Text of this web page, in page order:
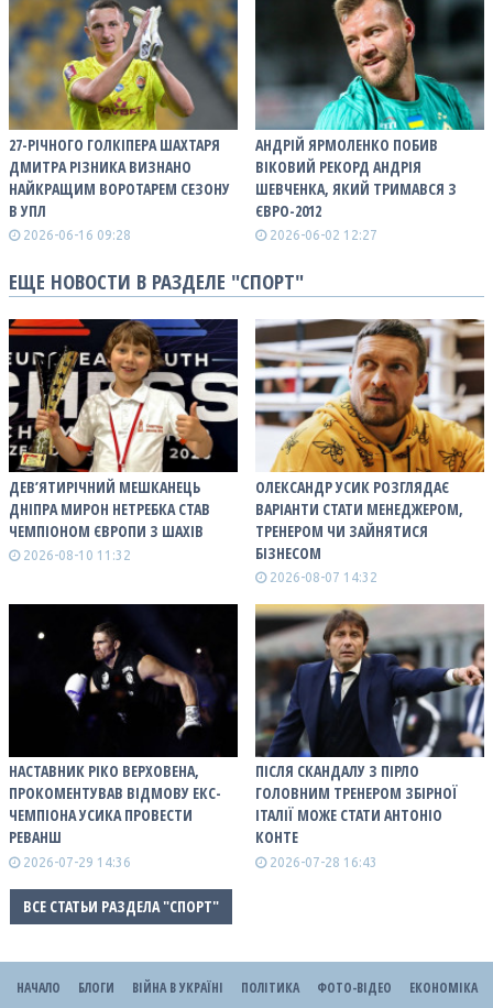
27-РІЧНОГО ГОЛКІПЕРА ШАХТАРЯ
ДМИТРА РІЗНИКА ВИЗНАНО
НАЙКРАЩИМ ВОРОТАРЕМ СЕЗОНУ
В УПЛ
2026-06-16 09:28
АНДРІЙ ЯРМОЛЕНКО ПОБИВ
ВІКОВИЙ РЕКОРД АНДРІЯ
ШЕВЧЕНКА, ЯКИЙ ТРИМАВСЯ З
ЄВРО-2012
2026-06-02 12:27
ЕЩЕ НОВОСТИ В РАЗДЕЛЕ "СПОРТ"
ДЕВ’ЯТИРІЧНИЙ МЕШКАНЕЦЬ
ДНІПРА МИРОН НЕТРЕБКА СТАВ
ЧЕМПІОНОМ ЄВРОПИ З ШАХІВ
2026-08-10 11:32
ОЛЕКСАНДР УСИК РОЗГЛЯДАЄ
ВАРІАНТИ СТАТИ МЕНЕДЖЕРОМ,
ТРЕНЕРОМ ЧИ ЗАЙНЯТИСЯ
БІЗНЕСОМ
2026-08-07 14:32
НАСТАВНИК РІКО ВЕРХОВЕНА,
ПРОКОМЕНТУВАВ ВІДМОВУ ЕКС-
ЧЕМПІОНА УСИКА ПРОВЕСТИ
РЕВАНШ
2026-07-29 14:36
ПІСЛЯ СКАНДАЛУ З ПІРЛО
ГОЛОВНИМ ТРЕНЕРОМ ЗБІРНОЇ
ІТАЛІЇ МОЖЕ СТАТИ АНТОНІО
КОНТЕ
2026-07-28 16:43
ВСЕ СТАТЬИ РАЗДЕЛА "СПОРТ"
НАЧАЛО БЛОГИ ВІЙНА В УКРАЇНІ ПОЛІТИКА ФОТО-ВІДЕО ЕКОНОМІКА